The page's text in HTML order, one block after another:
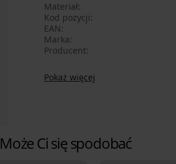
Materiał
Kod pozycji
EAN
Marka
Producent
Pokaż więcej
Może Ci się spodobać